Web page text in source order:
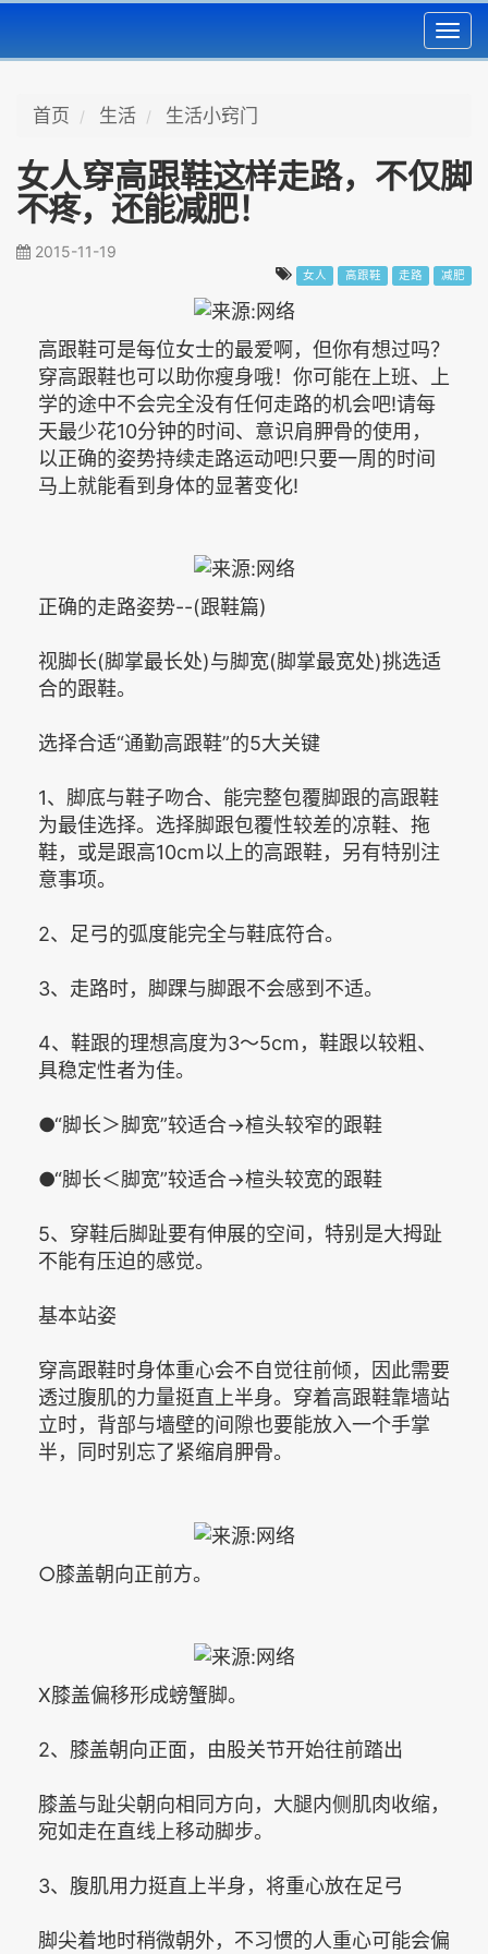
首页 生活 生活小窍门
女人穿高跟鞋这样走路，不仅脚
不疼，还能减肥！
2015-11-19
女人 高跟鞋 走路 减肥
高跟鞋可是每位女士的最爱啊，但你有想过吗？
穿高跟鞋也可以助你瘦身哦！你可能在上班、上
学的途中不会完全没有任何走路的机会吧!请每
天最少花10分钟的时间、意识肩胛骨的使用，
以正确的姿势持续走路运动吧!只要一周的时间
马上就能看到身体的显著变化!
正确的走路姿势--(跟鞋篇)
视脚长(脚掌最长处)与脚宽(脚掌最宽处)挑选适
合的跟鞋。
选择合适“通勤高跟鞋”的5大关键
1、脚底与鞋子吻合、能完整包覆脚跟的高跟鞋
为最佳选择。选择脚跟包覆性较差的凉鞋、拖
鞋，或是跟高10cm以上的高跟鞋，另有特别注
意事项。
2、足弓的弧度能完全与鞋底符合。
3、走路时，脚踝与脚跟不会感到不适。
4、鞋跟的理想高度为3～5cm，鞋跟以较粗、
具稳定性者为佳。
●“脚长＞脚宽”较适合→楦头较窄的跟鞋
●“脚长＜脚宽”较适合→楦头较宽的跟鞋
5、穿鞋后脚趾要有伸展的空间，特别是大拇趾
不能有压迫的感觉。
基本站姿
穿高跟鞋时身体重心会不自觉往前倾，因此需要
透过腹肌的力量挺直上半身。穿着高跟鞋靠墙站
立时，背部与墙壁的间隙也要能放入一个手掌
半，同时别忘了紧缩肩胛骨。
○膝盖朝向正前方。
X膝盖偏移形成螃蟹脚。
2、膝盖朝向正面，由股关节开始往前踏出
膝盖与趾尖朝向相同方向，大腿内侧肌肉收缩，
宛如走在直线上移动脚步。
3、腹肌用力挺直上半身，将重心放在足弓
脚尖着地时稍微朝外，不习惯的人重心可能会偏